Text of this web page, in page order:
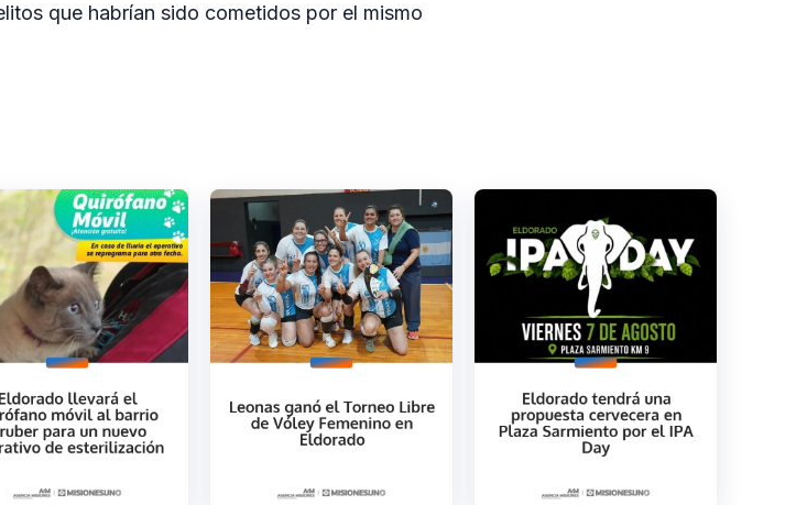
que habrían sido cometidos por el mismo